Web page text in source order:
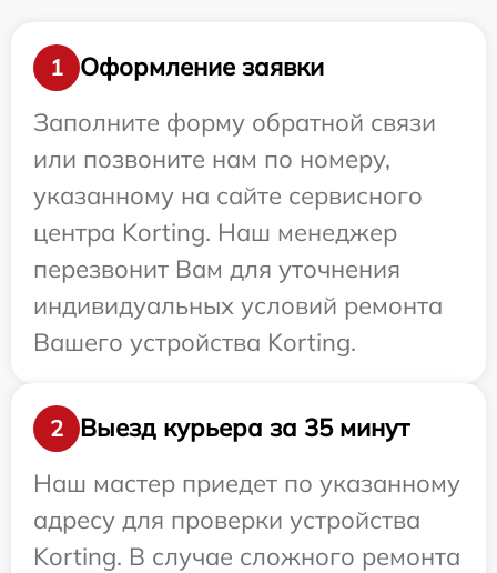
1
Оформление заявки
Заполните форму обратной связи
или позвоните нам по номеру,
указанному на сайте сервисного
центра Korting. Наш менеджер
перезвонит Вам для уточнения
индивидуальных условий ремонта
Вашего устройства Korting.
2
Выезд курьера за 35 минут
Наш мастер приедет по указанному
адресу для проверки устройства
Korting. В случае сложного ремонта